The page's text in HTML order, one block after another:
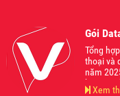
Gói
Tổng
thoại và
năm
hợp với
Xem